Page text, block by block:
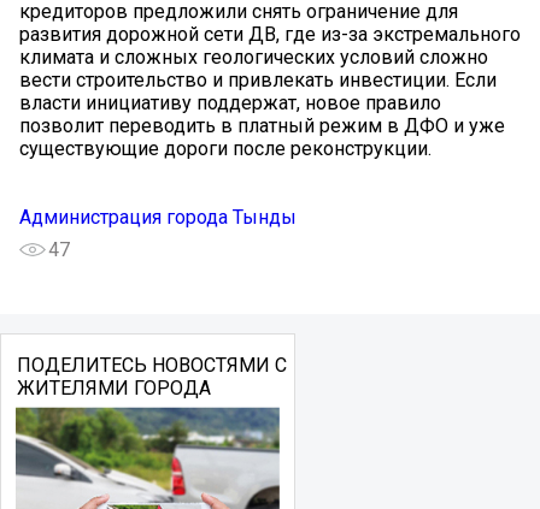
кредиторов предложили снять ограничение для
развития дорожной сети ДВ, где из-за экстремального
климата и сложных геологических условий сложно
вести строительство и привлекать инвестиции. Если
власти инициативу поддержат, новое правило
позволит переводить в платный режим в ДФО и уже
существующие дороги после реконструкции.
Администрация города Тынды
47
ПОДЕЛИТЕСЬ НОВОСТЯМИ С
ЖИТЕЛЯМИ ГОРОДА